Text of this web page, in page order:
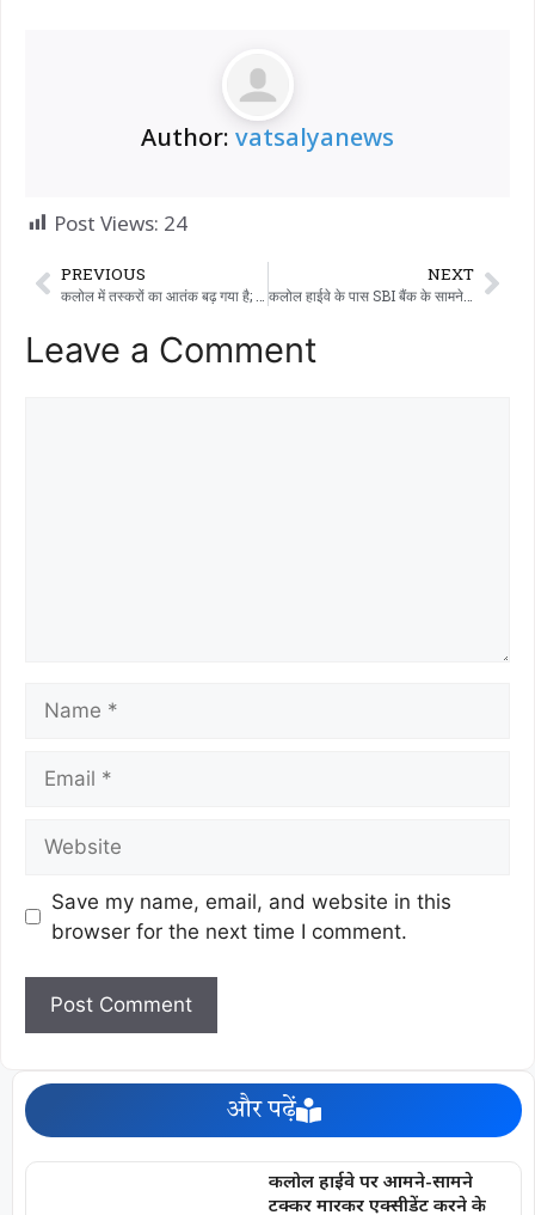
Author: vatsalyanews
Post Views: 24
PREVIOUS NEXT
कलोल हाईवे के पास SBI बैंक के सामने ‘हिट एंड रन’ की घटना; बाइक सवार ने 8 साल की मासूम बच्ची को टक्कर मारी और फरार हो गया।
Leave a Comment
Save my name, email, and website in this
browser for the next time I comment.
और पढ़ें
कलोल हाईवे पर आमने-सामने
टक्कर मारकर एक्सीडेंट करने के